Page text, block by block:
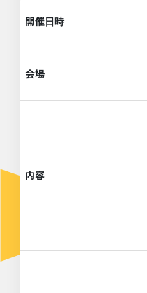
開催日時
会場
内容